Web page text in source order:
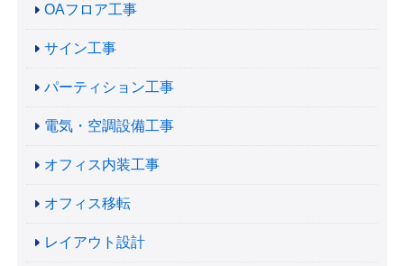
OAフロア工事
サイン工事
パーティション工事
電気・空調設備工事
オフィス内装工事
オフィス移転
レイアウト設計